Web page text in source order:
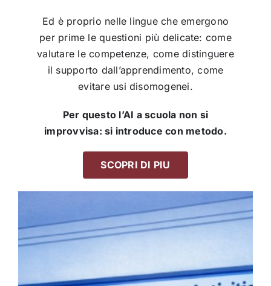
Ed è proprio nelle lingue che emergono
per prime le questioni più delicate: come
valutare le competenze, come distinguere
il supporto dall’apprendimento, come
evitare usi disomogenei.
Per questo l’AI a scuola non si
improvvisa: si introduce con metodo.
SCOPRI DI PIU